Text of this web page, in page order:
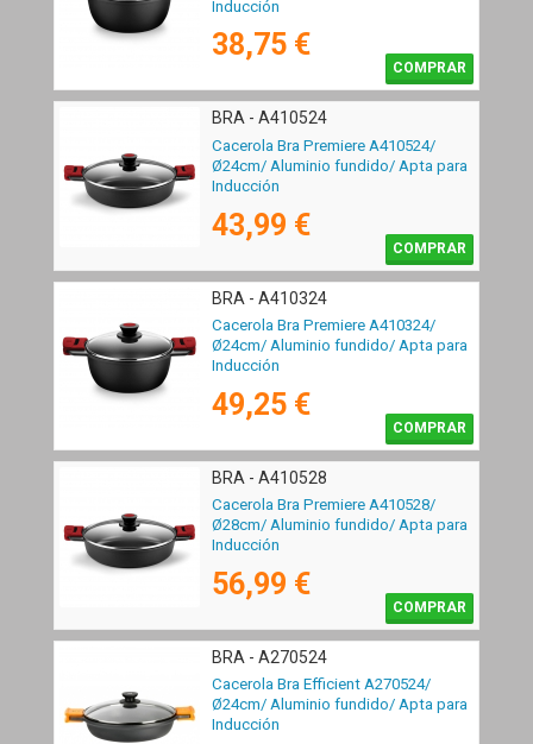
Inducción
38,75 €
COMPRAR
BRA - A410524
Cacerola Bra Premiere A410524/
Ø24cm/ Aluminio fundido/ Apta para
Inducción
43,99 €
COMPRAR
BRA - A410324
Cacerola Bra Premiere A410324/
Ø24cm/ Aluminio fundido/ Apta para
Inducción
49,25 €
COMPRAR
BRA - A410528
Cacerola Bra Premiere A410528/
Ø28cm/ Aluminio fundido/ Apta para
Inducción
56,99 €
COMPRAR
BRA - A270524
Cacerola Bra Efficient A270524/
Ø24cm/ Aluminio fundido/ Apta para
Inducción